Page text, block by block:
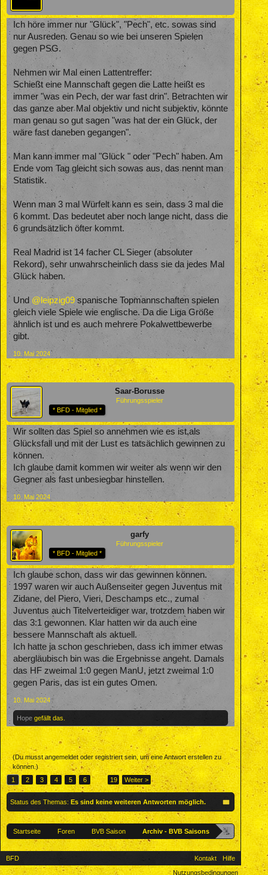
Ich höre immer nur "Glück", "Pech", etc. sowas sind
nur Ausreden. Genau so wie bei unseren Spielen
gegen PSG.
Nehmen wir Mal einen Lattentreffer:
Schießt eine Mannschaft gegen die Latte heißt es
immer "was ein Pech, der war fast drin". Betrachten wir
das ganze aber Mal objektiv und nicht subjektiv, könnte
man genau so gut sagen "was hat der ein Glück, der
wäre fast daneben gegangen".
Man kann immer mal "Glück " oder "Pech" haben. Am
Ende vom Tag gleicht sich sowas aus, das nennt man
Statistik.
Wenn man 3 mal Würfelt kann es sein, dass 3 mal die
6 kommt. Das bedeutet aber noch lange nicht, dass die
6 grundsätzlich öfter kommt.
Real Madrid ist 14 facher CL Sieger (absoluter
Rekord), sehr unwahrscheinlich dass sie da jedes Mal
Glück haben.
Und @leipzig09 spanische Topmannschaften spielen
gleich viele Spiele wie englische. Da die Liga Größe
ähnlich ist und es auch mehrere Pokalwettbewerbe
gibt.
10. Mai 2024
Saar-Borusse
Führungsspieler
* BFD - Mitglied *
Wir sollten das Spiel so annehmen wie es ist,als
Glücksfall und mit der Lust es tatsächlich gewinnen zu
können.
Ich glaube damit kommen wir weiter als wenn wir den
Gegner als fast unbesiegbar hinstellen.
10. Mai 2024
garfy
Führungsspieler
* BFD - Mitglied *
Ich glaube schon, dass wir das gewinnen können.
1997 waren wir auch Außenseiter gegen Juventus mit
Zidane, del Piero, Vieri, Deschamps etc., zumal
Juventus auch Titelverteidiger war, trotzdem haben wir
das 3:1 gewonnen. Klar hatten wir da auch eine
bessere Mannschaft als aktuell.
Ich hatte ja schon geschrieben, dass ich immer etwas
abergläubisch bin was die Ergebnisse angeht. Damals
das HF zweimal 1:0 gegen ManU, jetzt zweimal 1:0
gegen Paris, das ist ein gutes Omen.
10. Mai 2024
Hope gefällt das.
(Du musst angemeldet oder registriert sein, um eine Antwort erstellen zu
können.)
1
2 3 4 5 6 → 19 Weiter >
Status des Themas: Es sind keine weiteren Antworten möglich.
Startseite Foren BVB Saison Archiv - BVB Saisons
BFD Kontakt
Hilfe
Nutzungsbedingungen